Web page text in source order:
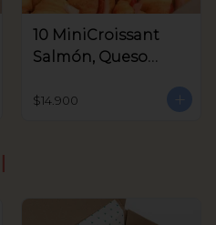
10 MiniCroissant
Salmón, Queso
$14.900